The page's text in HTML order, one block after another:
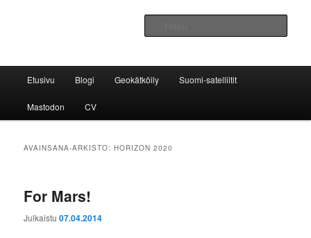
Avaruusinsinööri
Etusivu Blogi Geokätköily Suomi-satelliitit
Mastodon CV
AVAINSANA-ARKISTO:HORIZON 2020
For Mars!
Julkaistu07.04.2014